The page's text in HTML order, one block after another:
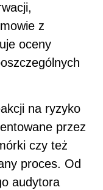
z
oceny
na ryzyko
przez
czy też
proces. Od
audytora